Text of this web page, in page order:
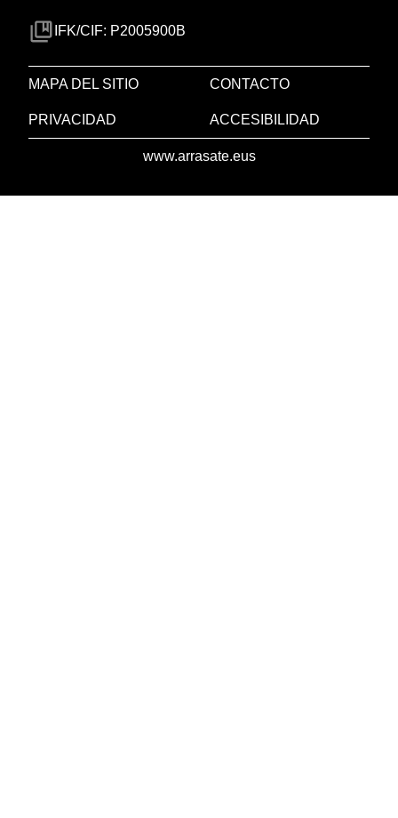
IFK/CIF: P2005900B
MAPA DEL SITIO CONTACTO
PRIVACIDAD ACCESIBILIDAD
www.arrasate.eus